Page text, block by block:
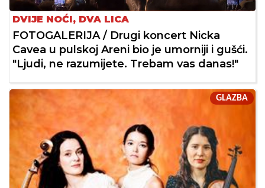
DVIJE NOĆI, DVA LICA
FOTOGALERIJA / Drugi koncert Nicka
Cavea u pulskoj Areni bio je umorniji i gušći.
"Ljudi, ne razumijete. Trebam vas danas!"
GLAZBA